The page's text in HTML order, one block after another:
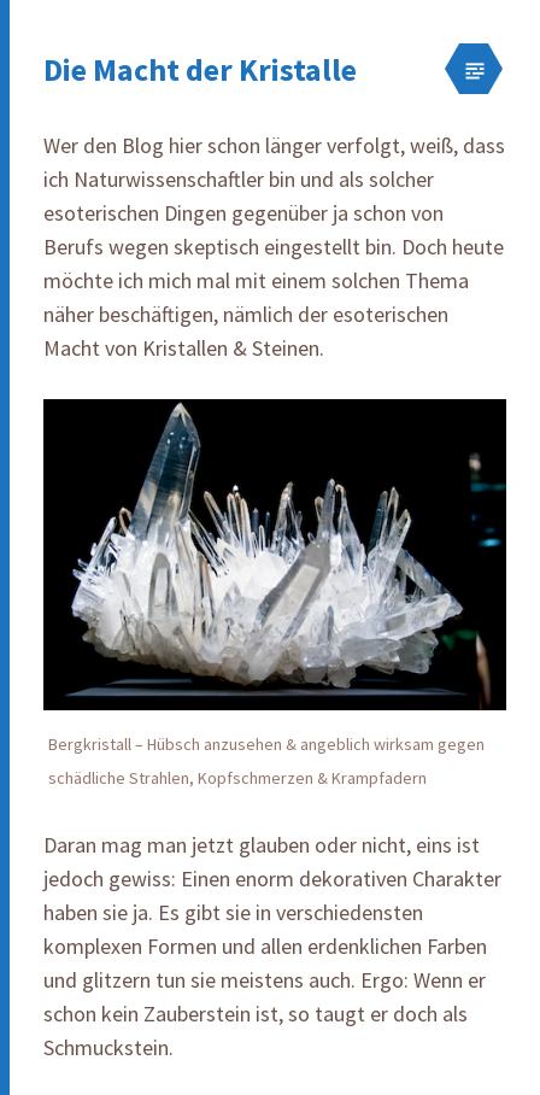
Die Macht der Kristalle
Wer den Blog hier schon länger verfolgt, weiß, dass
ich Naturwissenschaftler bin und als solcher
esoterischen Dingen gegenüber ja schon von
Berufs wegen skeptisch eingestellt bin. Doch heute
möchte ich mich mal mit einem solchen Thema
näher beschäftigen, nämlich der esoterischen
Macht von Kristallen & Steinen.
Bergkristall – Hübsch anzusehen & angeblich wirksam gegen
schädliche Strahlen, Kopfschmerzen & Krampfadern
Daran mag man jetzt glauben oder nicht, eins ist
jedoch gewiss: Einen enorm dekorativen Charakter
haben sie ja. Es gibt sie in verschiedensten
komplexen Formen und allen erdenklichen Farben
und glitzern tun sie meistens auch. Ergo: Wenn er
schon kein Zauberstein ist, so taugt er doch als
Schmuckstein.